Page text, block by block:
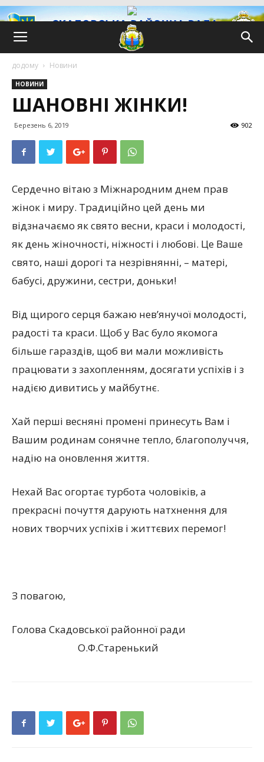
додому Новини
НОВИНИ
ШАНОВНІ ЖІНКИ!
Березень 6, 2019 902
Сердечно вітаю з Міжнародним днем прав
жінок і миру. Традиційно цей день ми
відзначаємо як свято весни, краси і молодості,
як день жіночності, ніжності і любові. Це Ваше
свято, наші дорогі та незрівнянні, – матері,
бабусі, дружини, сестри, доньки!
Від щирого серця бажаю нев’янучої молодості,
радості та краси. Щоб у Вас було якомога
більше гараздів, щоб ви мали можливість
працювати з захопленням, досягати успіхів і з
надією дивитись у майбутнє.
Хай перші весняні промені принесуть Вам і
Вашим родинам сонячне тепло, благополуччя,
надію на оновлення життя.
Нехай Вас огортає турбота чоловіків, а
прекрасні почуття дарують натхнення для
нових творчих успіхів і життєвих перемог!
З повагою,
Голова Скадовської районної ради
О.Ф.Старенький